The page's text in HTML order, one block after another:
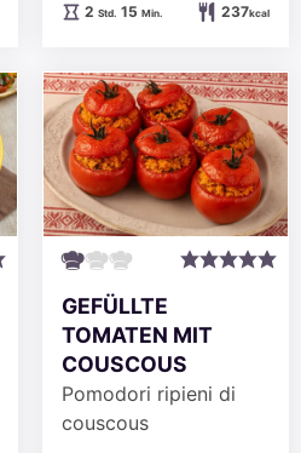
2Stunden
Std. 15Minuten
Min. 237kcal
GEFÜLLTE
TOMATEN MIT
COUSCOUS
Pomodori ripieni di
couscous